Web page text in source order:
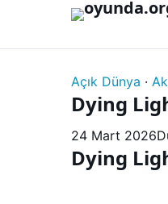
Açık Dünya ·
Dying
24 Mart 2026
Dying